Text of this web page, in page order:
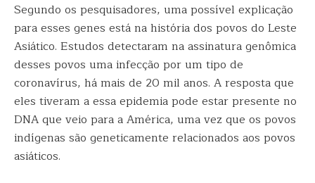
Segundo os pesquisadores, uma possível explicação
para esses genes está na história dos povos do Leste
Asiático. Estudos detectaram na assinatura genômica
desses povos uma infecção por um tipo de
coronavírus, há mais de 20 mil anos. A resposta que
eles tiveram a essa epidemia pode estar presente no
DNA que veio para a América, uma vez que os povos
indígenas são geneticamente relacionados aos povos
asiáticos.